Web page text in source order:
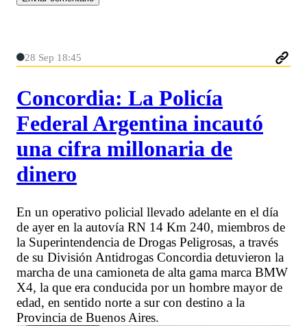
28 Sep 18:45
Concordia: La Policía
Federal Argentina incautó
una cifra millonaria de
dinero
En un operativo policial llevado adelante en el día
de ayer en la autovía RN 14 Km 240, miembros de
la Superintendencia de Drogas Peligrosas, a través
de su División Antidrogas Concordia detuvieron la
marcha de una camioneta de alta gama marca BMW
X4, la que era conducida por un hombre mayor de
edad, en sentido norte a sur con destino a la
Provincia de Buenos Aires.